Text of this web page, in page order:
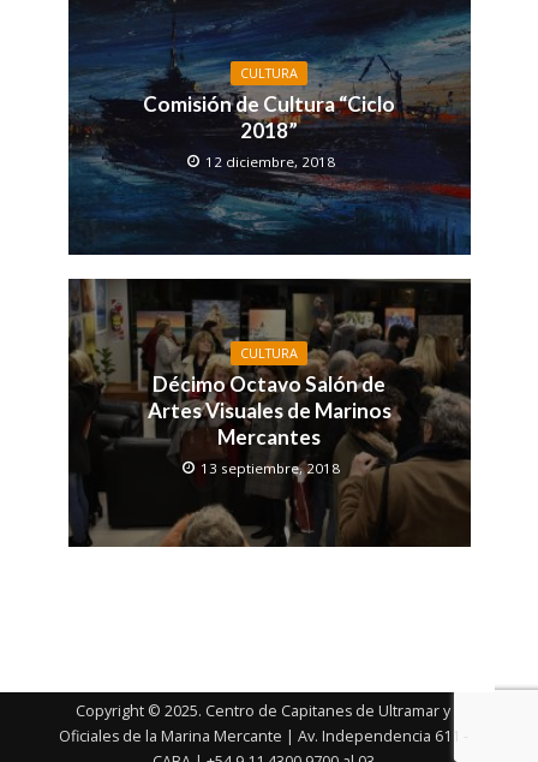
CULTURA
Comisión de Cultura “Ciclo
2018”
12 diciembre, 2018
CULTURA
Décimo Octavo Salón de
Artes Visuales de Marinos
Mercantes
13 septiembre, 2018
Copyright © 2025. Centro de Capitanes de Ultramar y
Oficiales de la Marina Mercante | Av. Independencia 611 -